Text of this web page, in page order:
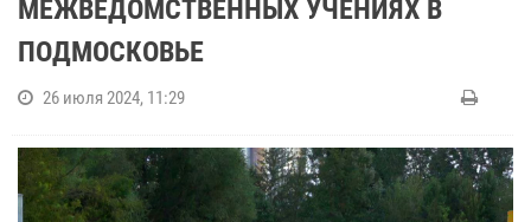
МЕЖВЕДОМСТВЕННЫХ УЧЕНИЯХ В
ПОДМОСКОВЬЕ
26 июля 2024, 11:29